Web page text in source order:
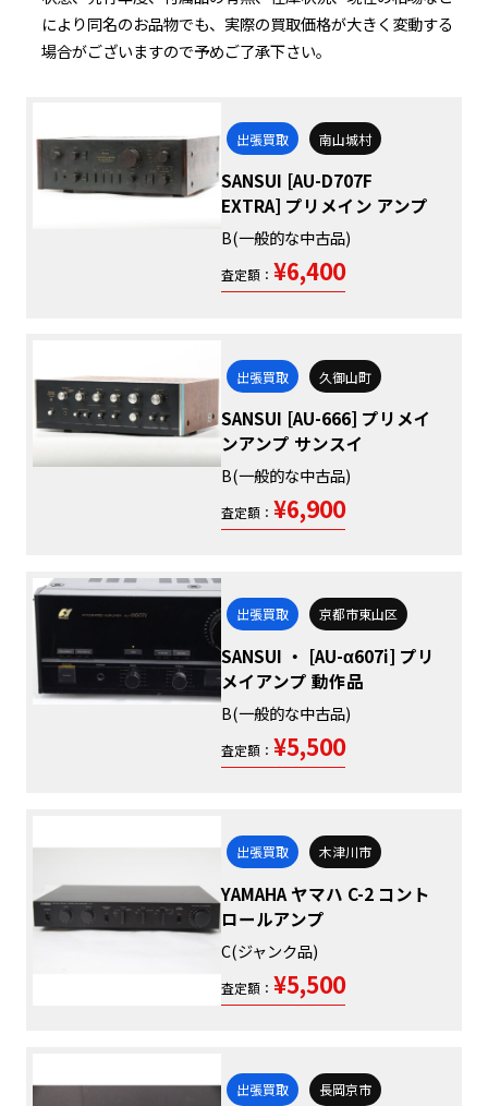
により同名のお品物でも、実際の買取価格が大きく変動する
場合がございますので予めご了承下さい。
出張買取 南山城村
SANSUI [AU-D707F
EXTRA] プリメイン アンプ
B(一般的な中古品)
査定額： ¥6,400
出張買取 久御山町
SANSUI [AU-666] プリメイ
ンアンプ サンスイ
B(一般的な中古品)
査定額： ¥6,900
出張買取 京都市東山区
SANSUI ・ [AU-α607i] プリ
メイアンプ 動作品
B(一般的な中古品)
査定額： ¥5,500
出張買取 木津川市
YAMAHA ヤマハ C-2 コント
ロールアンプ
C(ジャンク品)
査定額： ¥5,500
出張買取 長岡京市